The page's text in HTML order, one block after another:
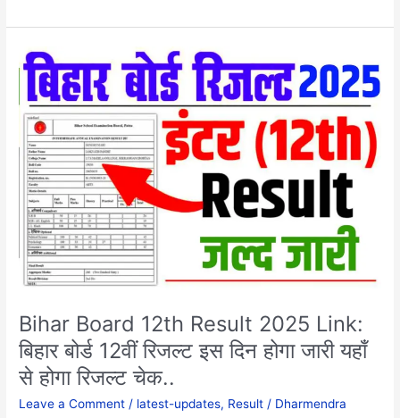
Bihar Board 12th Result 2025 Link:
बिहार बोर्ड 12वीं रिजल्ट इस दिन होगा जारी यहाँ
से होगा रिजल्ट चेक..
Leave a Comment / latest-updates, Result / Dharmendra
Bihar
Board
12th
Result
2025
Link:
बिहार
बोर्ड
12वीं
रिजल्ट
इस
दिन
यहाँ
से
होगा
रिजल्ट
चेक..